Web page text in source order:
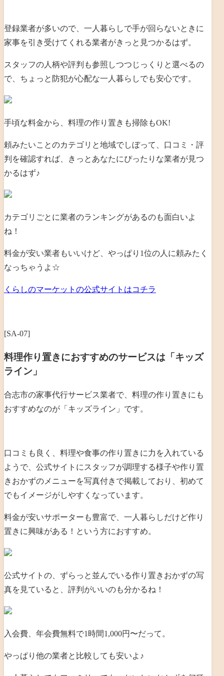
登録業者が多いので、一人暮らしで手が回らないときに
家事を引き受けてくれる業者がきっと見つかるはず。
スタッフの人柄や評判も参照しつつじっくりと選べるの
で、ちょっと防犯が心配な一人暮らしでも安心です。
手頃な料金から、料理の作り置きも掃除もOK!
頼みたいことのカテゴリと地域でしぼって、口コミ・評
判を確認すれば、きっとあなたにぴったりな業者が見つ
かるはず♪
カテゴリごとに業者のランキングがあるのも面白いよ
ね！
料金が安い業者もいいけど、やっぱり1位の人に頼みたく
なっちゃうよ☆
くらしのマーケットの公式サイトはコチラ
[SA-07]
料理作り置きにおすすめのサービスは「キッズ
ライン」
合志市の家事代行サービス業者で、料理の作り置きにも
おすすめなのが「キッズライン」です。
口コミも良く、料理や食事の作り置きに力を入れている
ようで、公式サイトにスタッフが調理する様子や作り置
きおかずのメニューを写真付きで掲載しており、初めて
でもイメージがしやすくなっています。
料金が安いサポーターも豊富で、一人暮らしだけど作り
置きに興味がある！という方におすすめ。
公式サイトの、ずらっと並んでいる作り置きおかずの写
真を見ていると、評判がいいのも分かるね！
入会費、年会費無料で1時間1,000円〜だって。
やっぱり他の業者と比較しても安いよ♪